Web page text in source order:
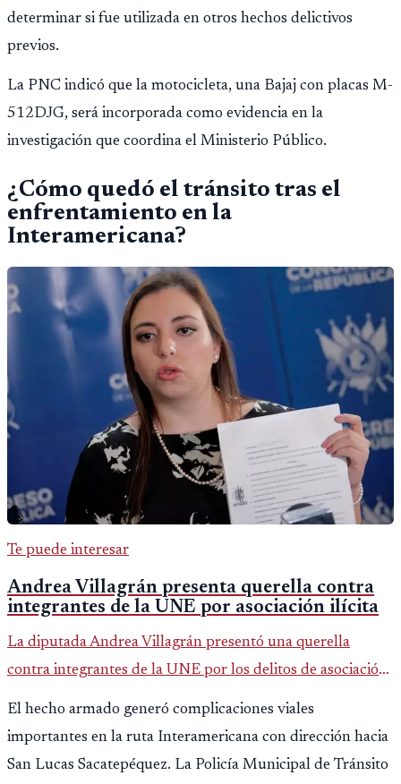
determinar si fue utilizada en otros hechos delictivos
previos.
La PNC indicó que la motocicleta, una Bajaj con placas M-
512DJG, será incorporada como evidencia en la
investigación que coordina el Ministerio Público.
¿Cómo quedó el tránsito tras el
enfrentamiento en la
Interamericana?
Te puede interesar
Andrea Villagrán presenta querella contra
integrantes de la UNE por asociación ilícita
La diputada Andrea Villagrán presentó una querella
contra integrantes de la UNE por los delitos de asociación
ilícita, terrorismo y sedición.
El hecho armado generó complicaciones viales
importantes en la ruta Interamericana con dirección hacia
San Lucas Sacatepéquez. La Policía Municipal de Tránsito